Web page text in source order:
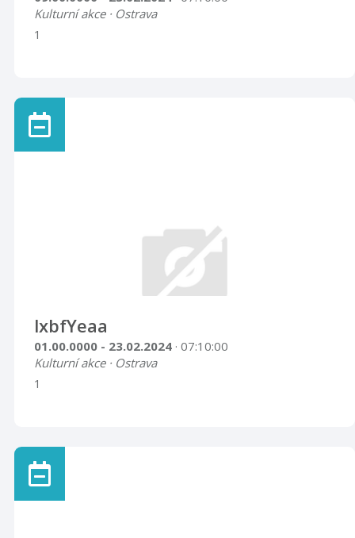
Kulturní akce · Ostrava
1
lxbfYeaa
01.00.0000 - 23.02.2024 · 07:10:00
Kulturní akce · Ostrava
1